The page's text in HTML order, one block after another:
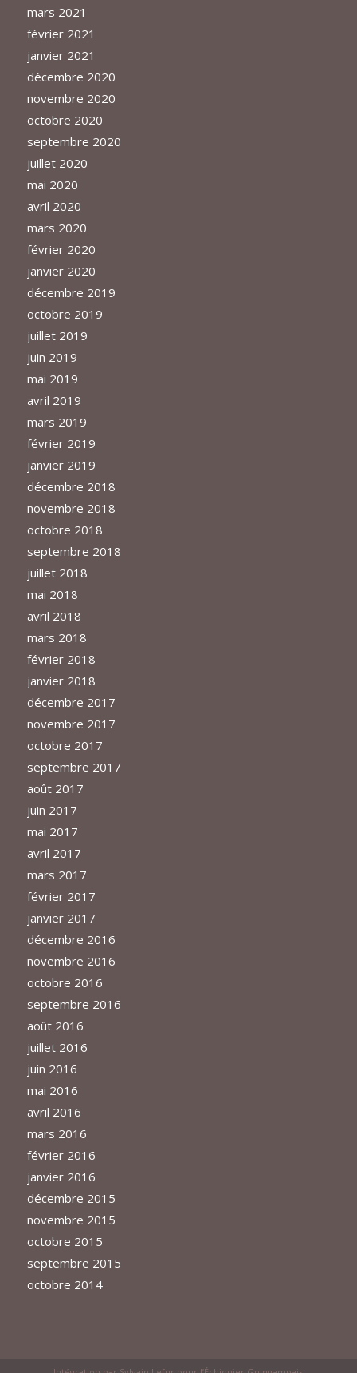
mars 2021
février 2021
janvier 2021
décembre 2020
novembre 2020
octobre 2020
septembre 2020
juillet 2020
mai 2020
avril 2020
mars 2020
février 2020
janvier 2020
décembre 2019
octobre 2019
juillet 2019
juin 2019
mai 2019
avril 2019
mars 2019
février 2019
janvier 2019
décembre 2018
novembre 2018
octobre 2018
septembre 2018
juillet 2018
mai 2018
avril 2018
mars 2018
février 2018
janvier 2018
décembre 2017
novembre 2017
octobre 2017
septembre 2017
août 2017
juin 2017
mai 2017
avril 2017
mars 2017
février 2017
janvier 2017
décembre 2016
novembre 2016
octobre 2016
septembre 2016
août 2016
juillet 2016
juin 2016
mai 2016
avril 2016
mars 2016
février 2016
janvier 2016
décembre 2015
novembre 2015
octobre 2015
septembre 2015
octobre 2014